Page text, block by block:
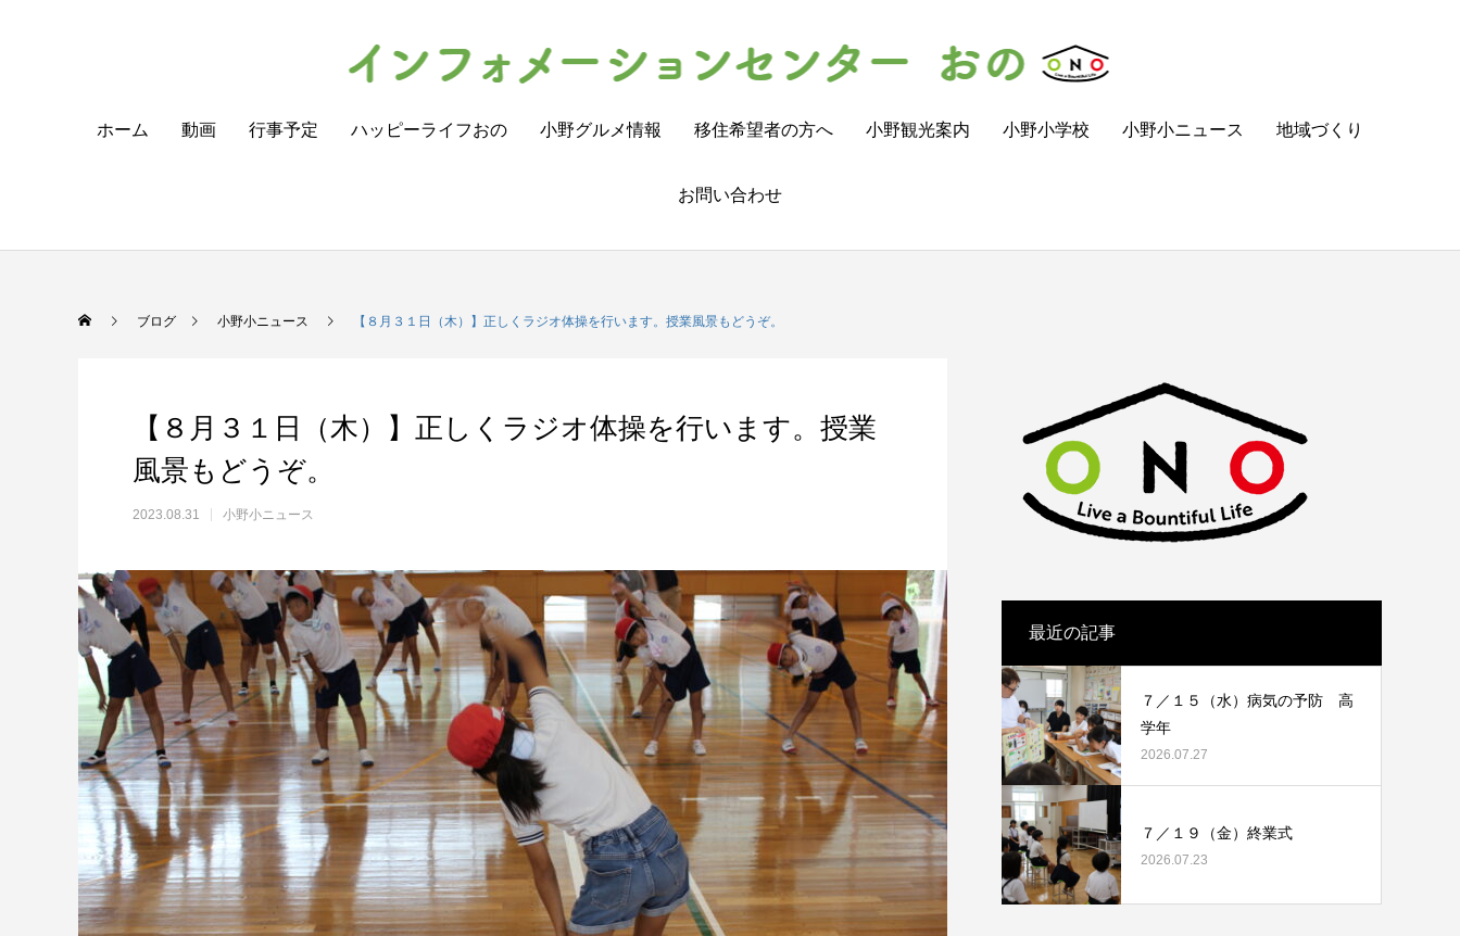
ホーム 動画 行事予定 ハッピーライフおの 小野グルメ情報 移住希望者の方へ 小野観光案内 小野小学校 小野小ニュース 地域づくり
お問い合わせ
ブログ 小野小ニュース 【８月３１日（木）】正しくラジオ体操を行います。授業風景もどうぞ。
【８月３１日（木）】正しくラジオ体操を行います。授業
風景もどうぞ。
2023.08.31 小野小ニュース
最近の記事
７／１５（水）病気の予防 高
学年
2026.07.27
７／１９（金）終業式
2026.07.23